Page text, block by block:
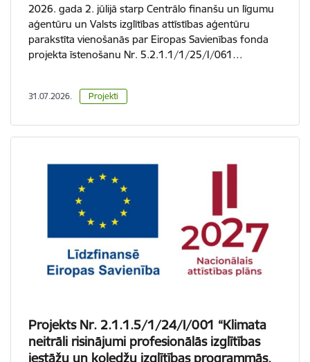
2026. gada 2. jūlijā starp Centrālo finanšu un līgumu
aģentūru un Valsts izglītības attīstības aģentūru
parakstīta vienošanās par Eiropas Savienības fonda
projekta īstenošanu Nr. 5.2.1.1/1/25/I/061…
31.07.2026. Projekti
Projekts Nr. 2.1.1.5/1/24/I/001 “Klimata
neitrāli risinājumi profesionālās izglītības
iestāžu un koledžu izglītības programmās,